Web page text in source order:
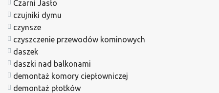
Czarni Jasło
czujniki dymu
czynsze
czyszczenie przewodów kominowych
daszek
daszki nad balkonami
demontaż komory ciepłowniczej
demontaż płotków